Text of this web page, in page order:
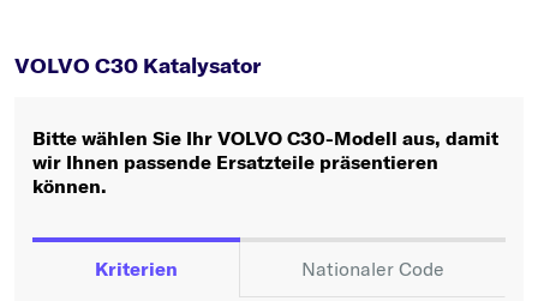
Wo finde ich die?
Oder
Oder Fahrzeugauswahl nach Kriterien:
Hersteller wählen
VOLVO C30 Katalysator
Bitte wählen Sie Ihr VOLVO C30-Modell aus, damit
wir Ihnen passende Ersatzteile präsentieren
können.
Kriterien Nationaler Code